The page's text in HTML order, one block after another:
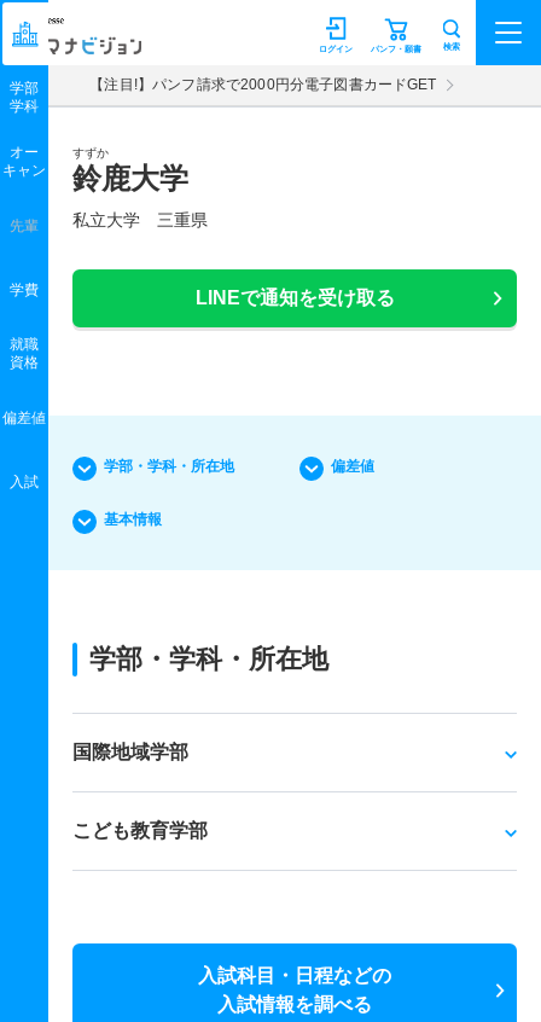
マナビジョン パンフ・願書
ログイン 検索
【注目!】パンフ請求で2000円分電子図書カードGET
すずか
鈴鹿大学
私立大学 三重県
LINEで通知を受け取る
学部
学科
オー
キャン
先輩
学費
就職
資格
偏差値
入試
学部・学科・所在地 偏差値
基本情報
学部・学科・所在地
国際地域学部
こども教育学部
入試科目・日程などの
入試情報を調べる